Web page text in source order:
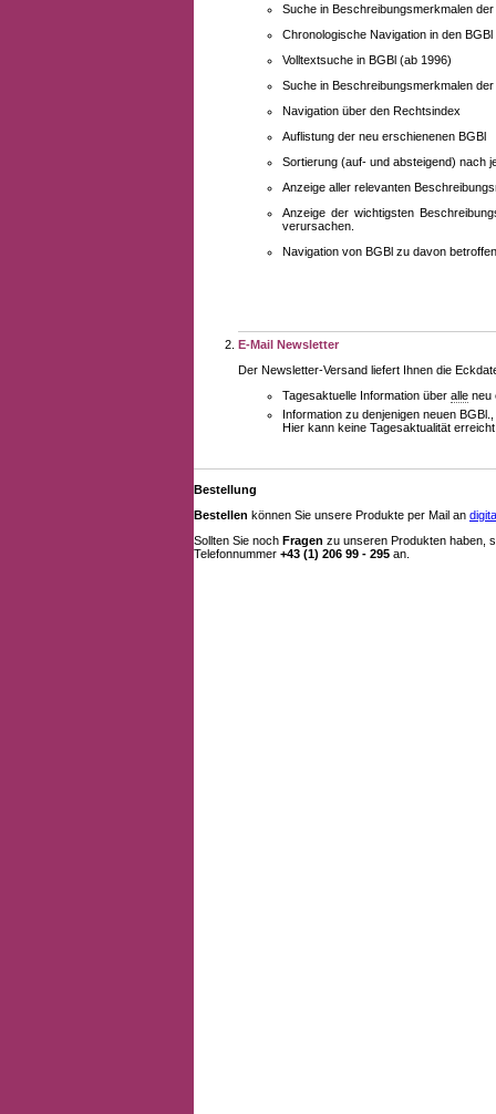
Suche in Beschreibungsmerkmalen
Chronologische Navigation in den BGBl
Volltextsuche in BGBl (ab 1996)
Suche in Beschreibungsmerkmalen
Navigation über den Rechtsindex
Auflistung der neu erschienenen BGBl
Sortierung (auf- und absteigend) nach
Anzeige aller relevanten
Anzeige der wichtigsten
verursachen.
Navigation von BGBl zu davon
E-Mail Newsletter
Der Newsletter-Versand liefert Ihnen die
Tagesaktuelle Information über alle neu
Information zu denjenigen neuen
Hier kann keine Tagesaktualität
Bestellung
Bestellen können Sie unsere Produkte per Mail an
Sollten Sie noch Fragen zu unseren Produkten haben,
Telefonnummer +43 (1) 206 99 - 295 an.